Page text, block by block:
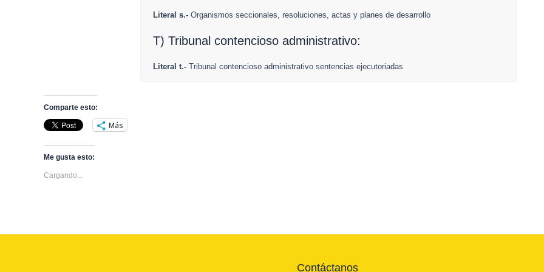
Literal s.- Organismos seccionales, resoluciones, actas y planes de desarrollo
T) Tribunal contencioso administrativo:
Literal t.- Tribunal contencioso administrativo sentencias ejecutoriadas
Comparte esto:
Más
Me gusta esto:
Cargando...
Contáctanos